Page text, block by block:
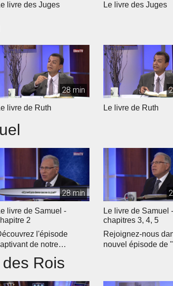
livre des Juges Le livre des Juges
28 min
livre de Ruth Le livre de Ruth
28 min
livre de Samuel -
2
l'épisode
de notre
quotidien �...
Le livre de Samuel -
chapitres 3, 4, 5
Rejoignez-nous
nouvel épisode de
Rois